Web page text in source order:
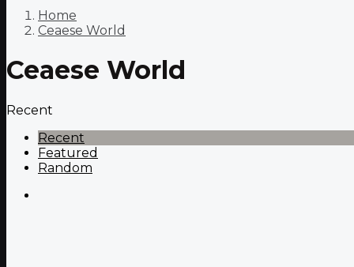
Home
Ceaese World
Ceaese World
Recent
Recent
Featured
Random